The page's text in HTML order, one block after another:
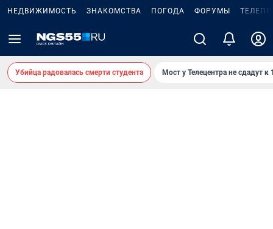
НЕДВИЖИМОСТЬ ЗНАКОМСТВА ПОГОДА ФОРУМЫ
Убийца радовалась смерти студента Мост у Телецентра не сдадут к